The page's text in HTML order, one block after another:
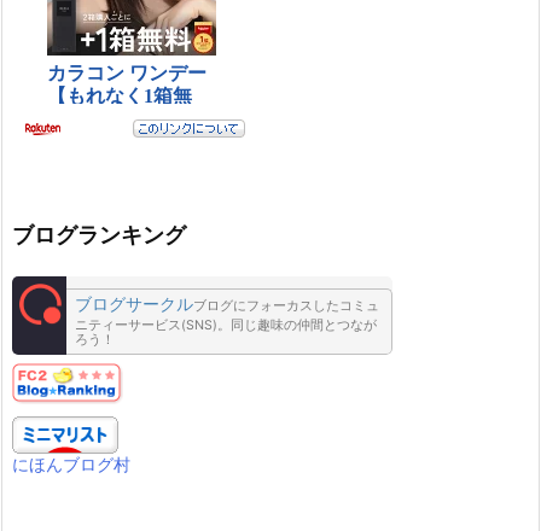
ブログランキング
ブログサークルブログにフォーカスしたコミュ
ニティーサービス(SNS)。同じ趣味の仲間とつなが
ろう！
にほんブログ村